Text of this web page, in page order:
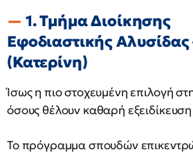
1. Τμήμα Διοίκησης
Εφοδιαστικής
(Κατερίνη)
Ίσως η πιο στοχευμένη επιλογή
όσους θέλουν καθαρή
Το πρόγραμμα σπουδών